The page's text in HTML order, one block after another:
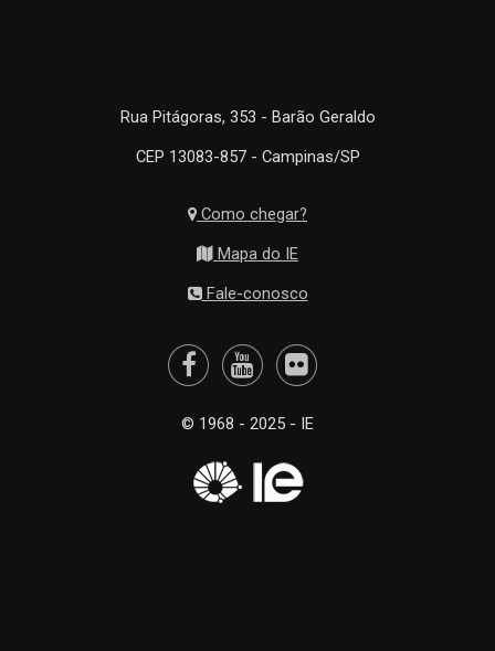
Rua Pitágoras, 353 - Barão Geraldo
CEP 13083-857 - Campinas/SP
Como chegar?
Mapa do IE
Fale-conosco
© 1968 - 2025 - IE